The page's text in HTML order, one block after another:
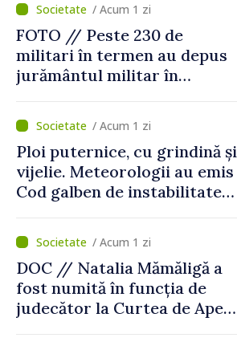
/ Acum 1 zi
FOTO // Peste 230 de
militari în termen au depus
jurământul militar în
/ Acum 1 zi
Ploi puternice, cu grindină și
vijelie. Meteorologii au emis
Cod galben de instabilitate
/ Acum 1 zi
DOC // Natalia Mămăligă a
fost numită în funcția de
judecător la Curtea de Apel